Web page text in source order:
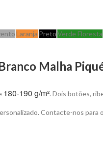
Laranja PretoVerde Floresta
Malha
180-190 g/m². Dois botões,
Contacte-nos para